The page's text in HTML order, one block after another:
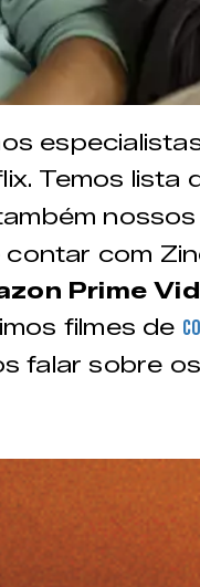
Temos lista
com
Prime
filmes de
falar sobre os